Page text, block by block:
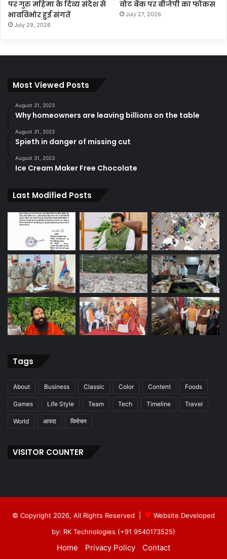
पर गुरु महिमा के दिव्य संदेश से
भावविभोर हुई संगतें
July 29, 2026
वोट बैंक पर बीजेपी का फोकस
July 27, 2026
Most Viewed Posts
August 31, 2023
Why homeowners are leaving billions on the table
August 31, 2023
Spieth in danger of missing cut
August 31, 2023
Ice Cream Maker Free Chocolate
Last Modified Posts
Tags
About Business Classic Color Content Foods
Games Life Style Team Tech Timeline Travel
World आपदा विमोचन
VISITOR COUNTER
© Copyright 2026, All Rights Reserved |
Website Developed
by: RK Technologies (+91 9540173525)
Home Privacy Policy Contact